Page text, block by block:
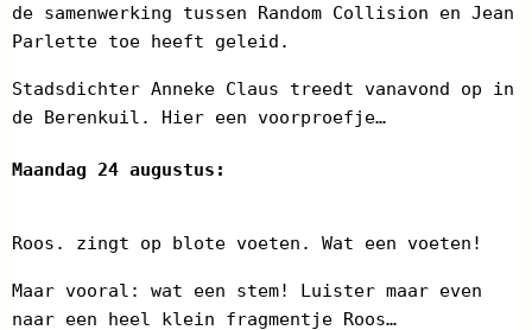
de samenwerking tussen Random Collision en Jean
Parlette toe heeft geleid.
Stadsdichter Anneke Claus treedt vanavond op in
de Berenkuil. Hier een voorproefje…
Maandag 24 augustus:
Roos. zingt op blote voeten. Wat een voeten!
Maar vooral: wat een stem! Luister maar even
naar een heel klein fragmentje Roos…